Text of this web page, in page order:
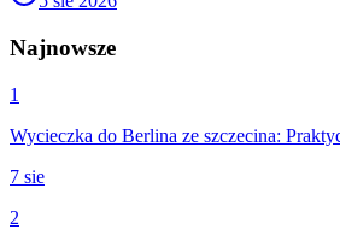
Najnowsze
1
Wycieczka do Berlina ze szczecina:
7 sie
2